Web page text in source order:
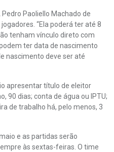
Paoliello Machado de
“Ela poderá ter até 8
tenham vínculo direto com
ter data de nascimento
nascimento deve ser até
apresentar título de eleitor
90 dias; conta de água ou IPTU;
de trabalho há, pelo menos, 3
e as partidas serão
às sextas-feiras. O time